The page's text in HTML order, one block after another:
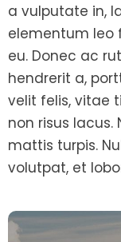
a vulputate in,
elementum leo
eu. Donec ac
hendrerit a,
velit felis, vitae
non risus
mattis turpis.
volutpat, et